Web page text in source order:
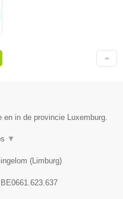
in de provincie Luxemburg.
▼
(Limburg)
BE0661.623.637